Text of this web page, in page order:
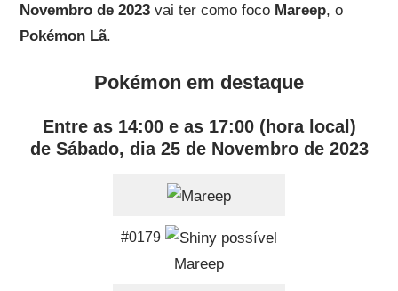
Novembro de 2023vai ter como foco Mareep, o
Pokémon Lã.
Pokémon em destaque
Entre as 14:00 e as 17:00 (hora local)
de Sábado, dia 25 de Novembro de 2023
#0179
Mareep